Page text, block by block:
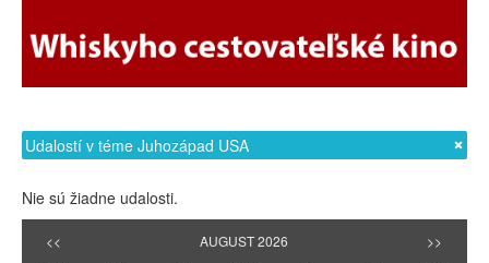
Udalostí v téme Juhozápad USA
Nie sú žiadne udalosti.
<< AUGUST 2026
>>